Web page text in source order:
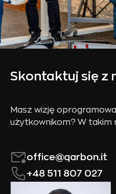
Skontaktuj się z
Masz wizję
użytkownikom? W takim
office@qarbon.it
+48 511 807 027